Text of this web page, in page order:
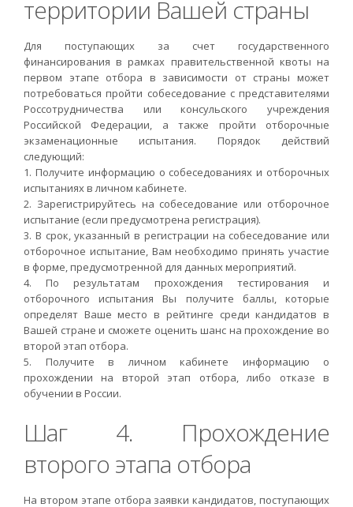
территории Вашей страны
Для поступающих за счет государственного
финансирования в рамках правительственной квоты на
первом этапе отбора в зависимости от страны может
потребоваться пройти собеседование с представителями
Россотрудничества или консульского учреждения
Российской Федерации, а также пройти отборочные
экзаменационные испытания. Порядок действий
следующий:
1. Получите информацию о собеседованиях и отборочных
испытаниях в личном кабинете.
2. Зарегистрируйтесь на собеседование или отборочное
испытание (если предусмотрена регистрация).
3. В срок, указанный в регистрации на собеседование или
отборочное испытание, Вам необходимо принять участие
в форме, предусмотренной для данных мероприятий.
4. По результатам прохождения тестирования и
отборочного испытания Вы получите баллы, которые
определят Ваше место в рейтинге среди кандидатов в
Вашей стране и сможете оценить шанс на прохождение во
второй этап отбора.
5. Получите в личном кабинете информацию о
прохождении на второй этап отбора, либо отказе в
обучении в России.
Шаг 4. Прохождение
второго этапа отбора
На втором этапе отбора заявки кандидатов, поступающих